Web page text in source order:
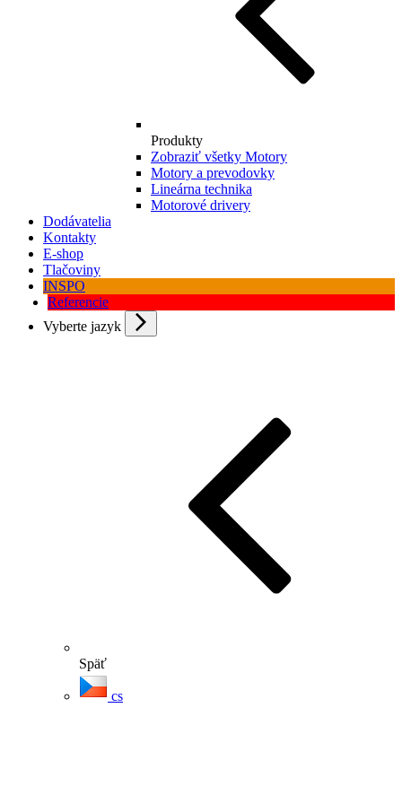
Produkty
Zobraziť všetky Motory
Motory a prevodovky
Lineárna technika
Motorové drivery
Dodávatelia
Kontakty
E-shop
Tlačoviny
INSPO
Referencie
Vyberte jazyk
Späť
cs